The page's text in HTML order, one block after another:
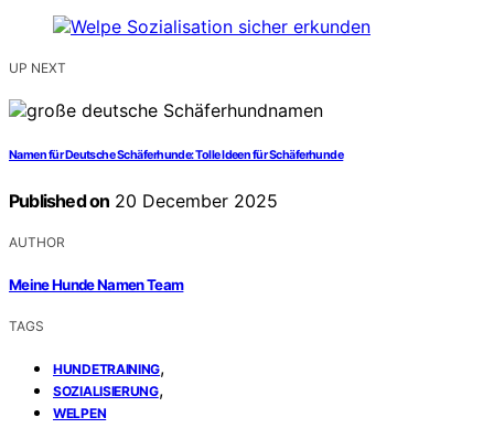
UP NEXT
Namen für Deutsche Schäferhunde: Tolle Ideen für Schäferhunde
Published on 20 December 2025
AUTHOR
Meine Hunde Namen Team
TAGS
HUNDETRAINING,
SOZIALISIERUNG,
WELPEN